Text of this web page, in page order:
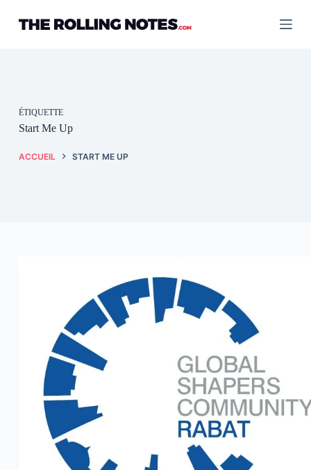
contenu
ÉTIQUETTE
Start Me Up
ACCUEIL START ME UP